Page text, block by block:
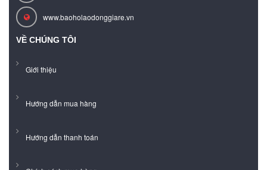
www.baoholaodonggiare.vn
VỀ CHÚNG TÔI
Giới thiệu
Hướng dẫn mua hàng
Hướng dẫn thanh toán